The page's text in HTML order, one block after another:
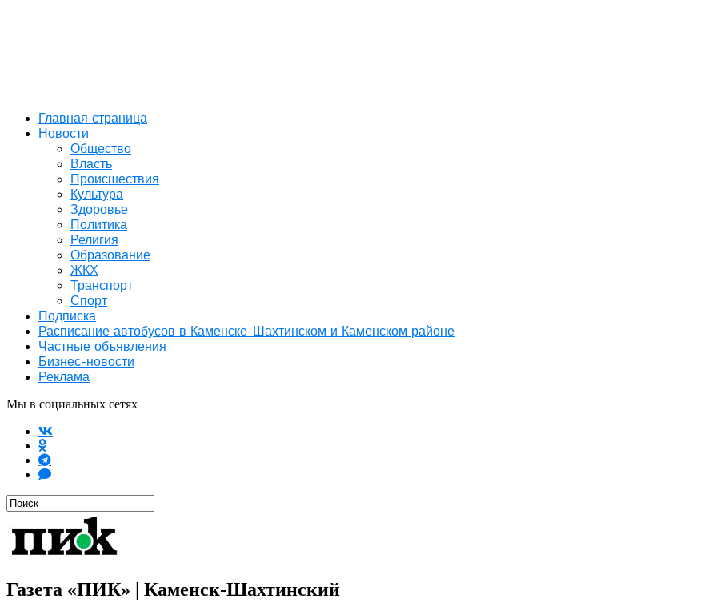
Главная страница
Новости
Общество
Власть
Происшествия
Культура
Здоровье
Политика
Религия
Образование
ЖКХ
Транспорт
Спорт
Подписка
Расписание автобусов в Каменске-Шахтинском и Каменском районе
Частные объявления
Бизнес-новости
Реклама
Мы в социальных сетях
Газета «ПИК» | Каменск-Шахтинский